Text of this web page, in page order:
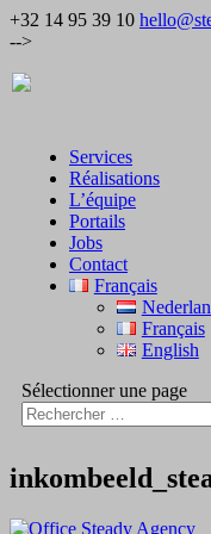
+32 14 95 39 10
-->
Services
Réalisations
L’équipe
Portails
Jobs
Contact
Français
Français
English
Sélectionner une page